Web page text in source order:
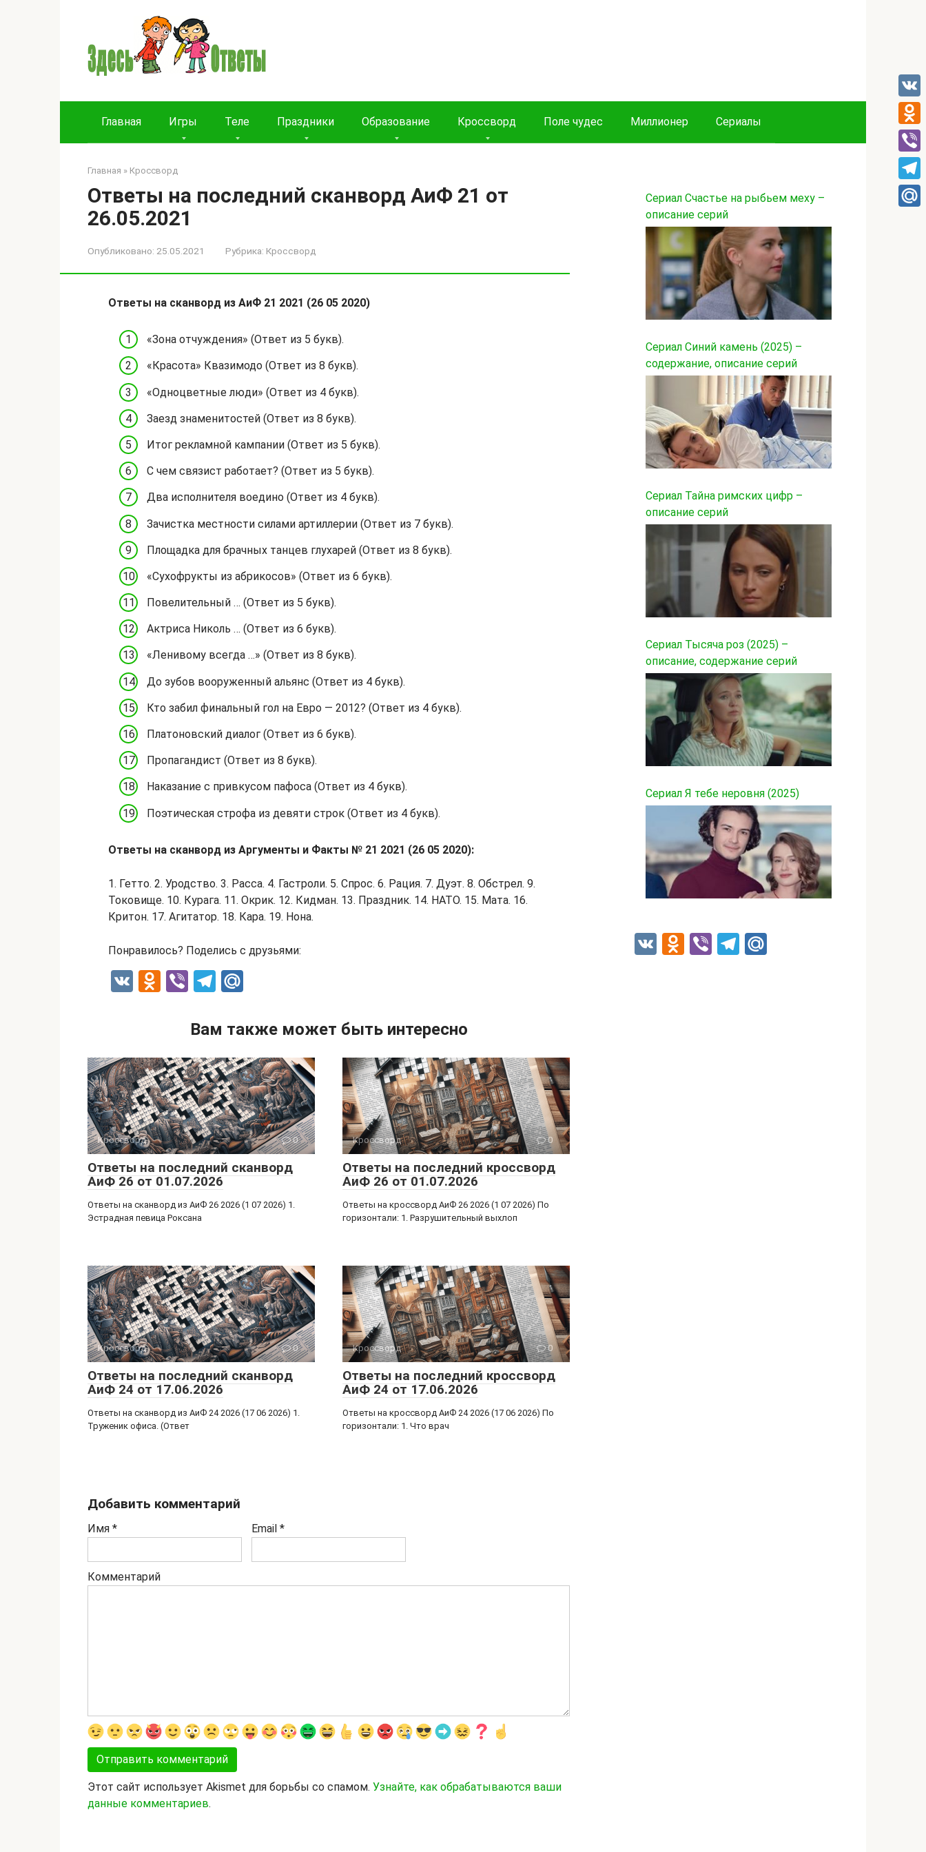
Главная Игры Теле Праздники Образование Кроссворд Поле чудес Миллионер Сериалы
Главная » Кроссворд
Ответы на последний сканворд АиФ 21 от
26.05.2021
Опубликовано: 25.05.2021 Рубрика: Кроссворд
Ответы на сканворд из АиФ 21 2021 (26 05 2020)
«Зона отчуждения» (Ответ из 5 букв).
«Красота» Квазимодо (Ответ из 8 букв).
«Одноцветные люди» (Ответ из 4 букв).
Заезд знаменитостей (Ответ из 8 букв).
Итог рекламной кампании (Ответ из 5 букв).
С чем связист работает? (Ответ из 5 букв).
Два исполнителя воедино (Ответ из 4 букв).
Зачистка местности силами артиллерии (Ответ из 7 букв).
Площадка для брачных танцев глухарей (Ответ из 8 букв).
«Сухофрукты из абрикосов» (Ответ из 6 букв).
Повелительный … (Ответ из 5 букв).
Актриса Николь … (Ответ из 6 букв).
«Ленивому всегда …» (Ответ из 8 букв).
До зубов вооруженный альянс (Ответ из 4 букв).
Кто забил финальный гол на Евро — 2012? (Ответ из 4 букв).
Платоновский диалог (Ответ из 6 букв).
Пропагандист (Ответ из 8 букв).
Наказание с привкусом пафоса (Ответ из 4 букв).
Поэтическая строфа из девяти строк (Ответ из 4 букв).
Ответы на сканворд из Аргументы и Факты № 21 2021 (26 05 2020):
1. Гетто. 2. Уродство. 3. Расса. 4. Гастроли. 5. Спрос. 6. Рация. 7. Дуэт. 8. Обстрел. 9.
Токовище. 10. Курага. 11. Окрик. 12. Кидман. 13. Праздник. 14. НАТО. 15. Мата. 16.
Критон. 17. Агитатор. 18. Кара. 19. Нона.
Понравилось? Поделись с друзьями:
V
O
kl
a
ss
ni
ki
Vi
er
T
e
a
m
.R
Вам также может быть интересно
Кроссворд 0
Ответы на последний сканворд
АиФ 26 от 01.07.2026
Ответы на сканворд из АиФ 26 2026 (1 07 2026) 1.
Эстрадная певица Роксана
Кроссворд 0
Ответы на последний кроссворд
АиФ 26 от 01.07.2026
Ответы на кроссворд АиФ 26 2026 (1 07 2026) По
горизонтали: 1. Разрушительный выхлоп
Кроссворд 0
Ответы на последний сканворд
АиФ 24 от 17.06.2026
Ответы на сканворд из АиФ 24 2026 (17 06 2026) 1.
Труженик офиса. (Ответ
Кроссворд 0
Ответы на последний кроссворд
АиФ 24 от 17.06.2026
Ответы на кроссворд АиФ 24 2026 (17 06 2026) По
горизонтали: 1. Что врач
Добавить комментарий
Имя * Email *
Комментарий
Этот сайт использует Akismet для борьбы со спамом. Узнайте, как обрабатываются ваши
данные комментариев.
Сериал Счастье на рыбьем меху –
описание серий
Сериал Синий камень (2025) –
содержание, описание серий
Сериал Тайна римских цифр –
описание серий
Сериал Тысяча роз (2025) –
описание, содержание серий
Сериал Я тебе неровня (2025)
VK Odnoklassniki
ViberTelegram
VK
Viber